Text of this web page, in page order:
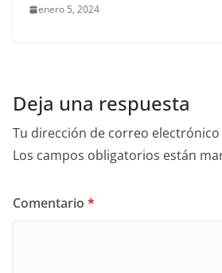
enero 5, 2024
Deja una respuesta
Tu dirección de correo
Los campos obligatorios están
Comentario *